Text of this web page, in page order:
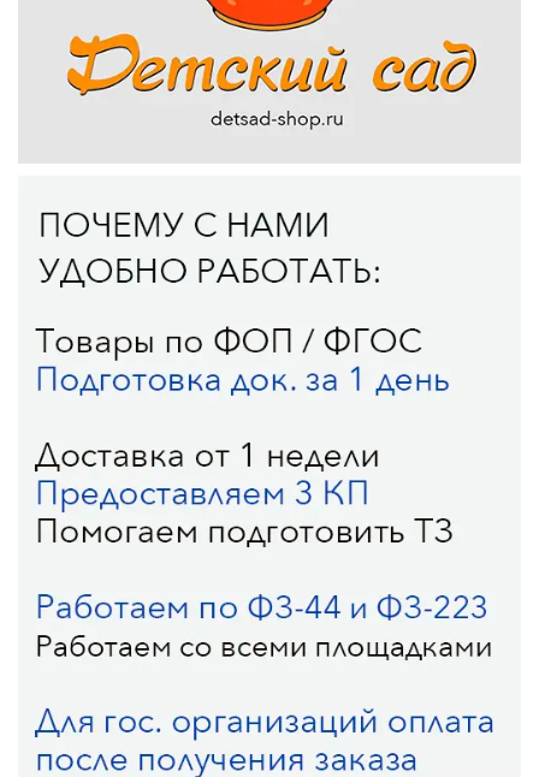
4. Развитие моторики и координации: Игра с куклами
требует использования мелкой моторики, так как дети
могут одевать и раздевать куклы, делать им прически,
а также выполнять другие манипуляции с
аксессуарами и предметами.
5. Успокаивающий эффект: Игра с куклами может
при стрессовых ситуациях или периодах адаптации в
детском саду. Куклы могут стать источником утешения
и поддержки для детей.
инструментом для развития различных навыков и
способностей у детей, а также для создания
комфортной и стимулирующей образовательной